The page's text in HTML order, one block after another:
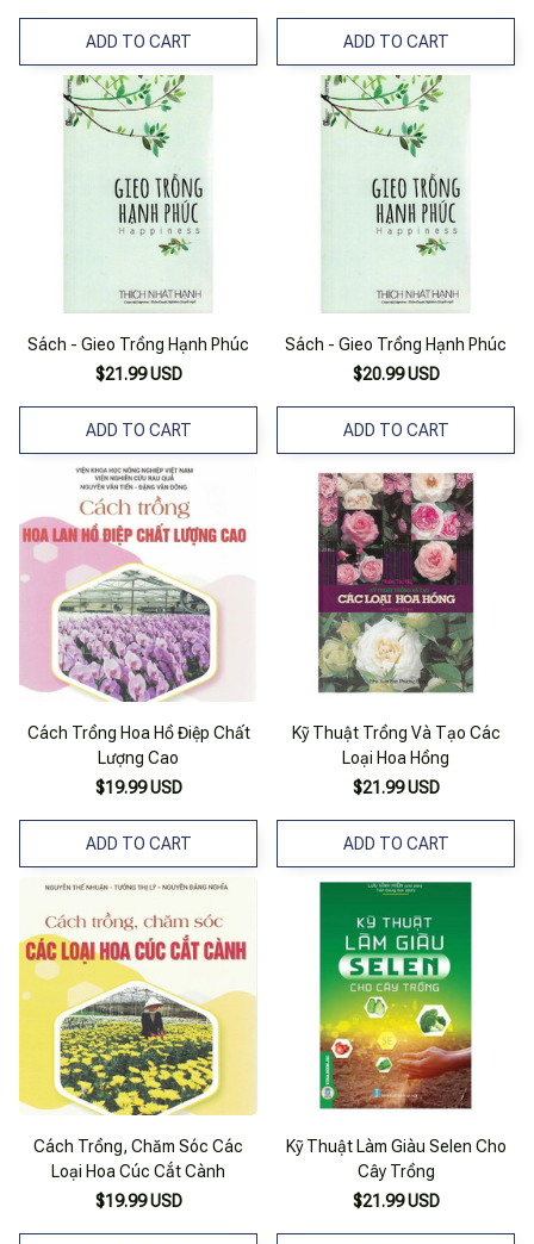
ADD TO CART ADD TO CART
Sách - Gieo Trồng Hạnh Phúc
$21.99 USD
ADD TO CART
Sách - Gieo Trồng Hạnh Phúc
$20.99 USD
ADD TO CART
Cách Trồng Hoa Hồ Điệp Chất
Lượng Cao
$19.99 USD
ADD TO CART
Kỹ Thuật Trồng Và Tạo Các
Loại Hoa Hồng
$21.99 USD
ADD TO CART
Cách Trồng, Chăm Sóc Các
Loại Hoa Cúc Cắt Cành
$19.99 USD
Kỹ Thuật Làm Giàu Selen Cho
Cây Trồng
$21.99 USD